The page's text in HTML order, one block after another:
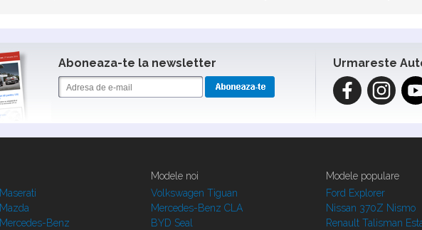
Aboneaza-te la newsletter Urmareste
Maserati
Mazda
Mercedes-Benz
Modele noi
Volkswagen Tiguan
Mercedes-Benz CLA
BYD Seal
Modele populare
Ford Explorer
Nissan 370Z Nismo
Renault Talisman